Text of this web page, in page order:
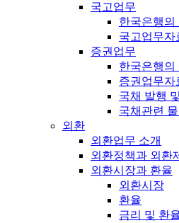
국고업무
한국은행의
국고업무자
증권업무
한국은행의
증권업무자
국채 발행
국채관련
외환
외환업무 소개
외환정책과 외환
외환시장과 환율
외환시장
환율
금리 및 환